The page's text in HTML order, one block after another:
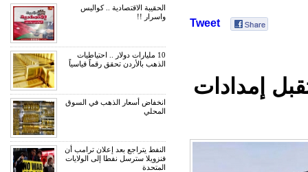
Tweet
إمدادات
الحقيبة الاقتصادية .. كواليس
واسرار !!
10 مليارات دولار .. احتياطيات
الذهب بالأردن تحقق رقماً قياسياً
انخفاض أسعار الذهب في السوق
المحلي
النفط يتراجع بعد إعلان ترامب أن
فنزويلا سترسل نفطا إلى الولايات
المتحدة